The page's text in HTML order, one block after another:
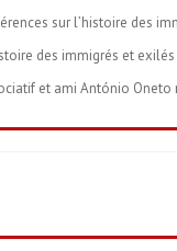
sur l’histoire des
des immigrés et
et ami António